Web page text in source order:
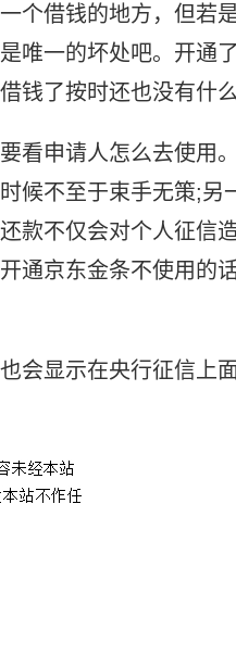
个借钱的地方，但若
唯一的坏处吧。开通
钱了按时还也没有什么
看申请人怎么去使用
候不至于束手无策;另
款不仅会对个人征信造
通京东金条不使用的
会显示在央行征信上